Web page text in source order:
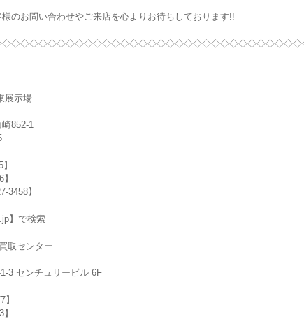
のお問い合わせやご来店を心よりお待ちしております!!
展示場
852-1
3458】
】で検索
取センター
3 センチュリービル 6F